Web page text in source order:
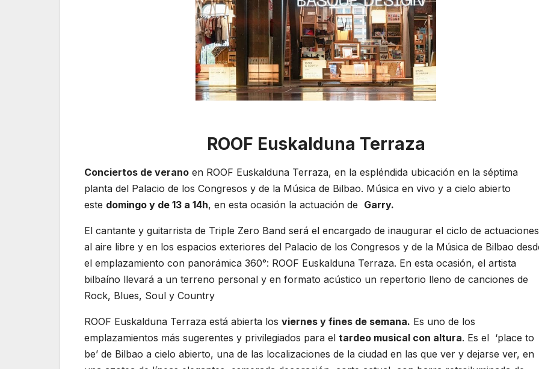
ROOF Euskalduna Terraza
Conciertos de verano en ROOF Euskalduna Terraza, en la espléndida ubicación en la séptima
planta del Palacio de los Congresos y de la Música de Bilbao. Música en vivo y a cielo abierto
este domingo y de 13 a 14h, en esta ocasión la actuación de Garry.
El cantante y guitarrista de Triple Zero Band será el encargado de inaugurar el ciclo de actuaciones
al aire libre y en los espacios exteriores del Palacio de los Congresos y de la Música de Bilbao
el emplazamiento con panorámica 360°: ROOF Euskalduna Terraza. En esta ocasión, el artista
bilbaíno llevará a un terreno personal y en formato acústico un repertorio lleno de canciones de
Rock, Blues, Soul y Country
ROOF Euskalduna Terraza está abierta los viernes y fines de semana. Es uno de los
emplazamientos más sugerentes y privilegiados para el tardeo musical con altura. Es el ‘place to
be’ de Bilbao a cielo abierto, una de las localizaciones de la ciudad en las que ver y dejarse ver, en